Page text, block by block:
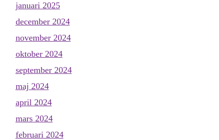
januari 2025
december 2024
november 2024
oktober 2024
september 2024
maj 2024
april 2024
mars 2024
februari 2024